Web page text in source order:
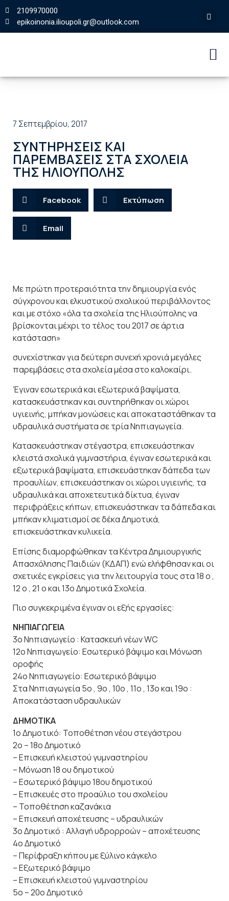
2109970000
epikoinonia.ilioupoli.gr@outlook.com
7 Σεπτεμβρίου, 2017
ΣΥΝΤΗΡΗΣΕΙΣ ΚΑΙ
ΠΑΡΕΜΒΑΣΕΙΣ ΣΤΑ ΣΧΟΛΕΙΑ
ΤΗΣ ΗΛΙΟΥΠΟΛΗΣ
Facebook Εκτύπωση
Email
Με πρώτη προτεραιότητα την δημιουργία ενός
σύγχρονου και ελκυστικού σχολικού περιβάλλοντος
και με στόχο «όλα τα σχολεία της Ηλιούπολης να
βρίσκονται μέχρι το τέλος του 2017 σε άρτια
κατάσταση»
συνεχίστηκαν για δεύτερη συνεχή χρονιά μεγάλες
παρεμβάσεις στα σχολεία μέσα στο καλοκαίρι.
Έγιναν εσωτερικά και εξωτερικά βαψίματα,
κατασκευάστηκαν και συντηρήθηκαν οι χώροι
υγιεινής, μπήκαν μονώσεις και αποκαταστάθηκαν τα
υδραυλικά συστήματα σε τρία Νηπιαγωγεία.
Κατασκευάστηκαν στέγαστρα, επισκευάστηκαν
κλειστά σχολικά γυμναστήρια, έγιναν εσωτερικά και
εξωτερικά βαψίματα, επισκευάστηκαν δάπεδα των
προαυλίων, επισκευάστηκαν οι χώροι υγιεινής, τα
υδραυλικά και αποχετευτικά δίκτυα, έγιναν
περιφράξεις κήπων, επισκευάστηκαν τα δάπεδα και
μπήκαν κλιματισμοί σε δέκα Δημοτικά,
επισκευάστηκαν κυλικεία.
Επίσης διαμορφώθηκαν τα Κέντρα Δημιουργικής
Απασχόλησης Παιδιών (ΚΔΑΠ) ενώ ελήφθησαν και οι
σχετικές εγκρίσεις για την λειτουργία τους στα 18 ο ,
12 ο , 21 ο και 13ο Δημοτικά Σχολεία.
Πιο συγκεκριμένα έγιναν οι εξής εργασίες:
ΝΗΠΙΑΓΩΓΕΙΑ
3ο Νηπιαγωγείο : Κατασκευή νέων WC
12ο Νηπιαγωγείο: Εσωτερικό βάψιμο και Μόνωση
οροφής
24ο Νηπιαγωγείο: Εσωτερικό βάψιμο
Στα Νηπιαγωγεία 5ο , 9ο , 10ο , 11ο , 13ο και 19ο :
Αποκατάσταση υδραυλικών
ΔΗΜΟΤΙΚΑ
1ο Δημοτικό: Τοποθέτηση νέου στεγάστρου
2ο – 18ο Δημοτικό
– Επισκευή κλειστού γυμναστηρίου
– Μόνωση 18 ου δημοτικού
– Εσωτερικό βάψιμο 18ου δημοτικού
– Επισκευές στο προαύλιο του σχολείου
– Τοποθέτηση καζανάκια
– Επισκευή αποχέτευσης – υδραυλικών
3ο Δημοτικό : Αλλαγή υδρορροών – αποχέτευσης
4ο Δημοτικό
– Περίφραξη κήπου με ξύλινο κάγκελο
– Εξωτερικό βάψιμο
– Επισκευή κλειστού γυμναστηρίου
5ο – 20ο Δημοτικό